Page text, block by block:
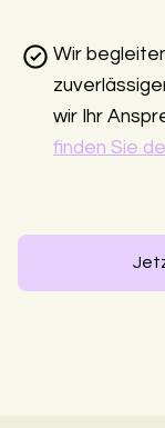
Wir
wir Ihr
finden Sie